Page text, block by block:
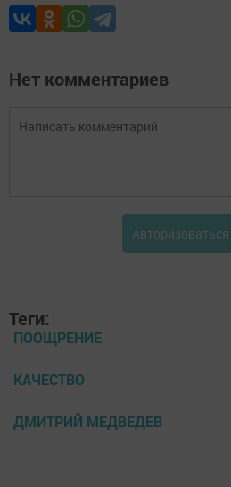
Нет комментариев
Авторизоваться
Теги:
ПООЩРЕНИЕ
КАЧЕСТВО
ДМИТРИЙ МЕДВЕДЕВ